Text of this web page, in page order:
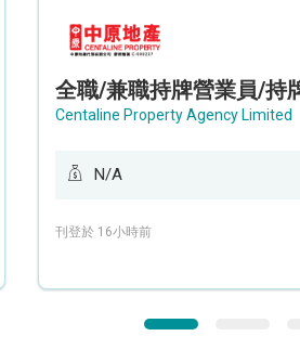
Centaline Property Agency Limited
N/A
刊登於 16小時前